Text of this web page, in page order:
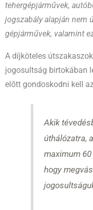
tehergépjárművek,
jogszabály alapján nem
gépjárművek, valamint
A díjköteles
jogosultság birtokában
előtt gondoskodni kell
Akik
úthálózatra,
maximum
hogy